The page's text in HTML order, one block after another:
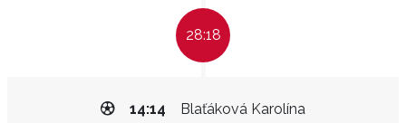
28:18
Blaťáková Karolína
14:14